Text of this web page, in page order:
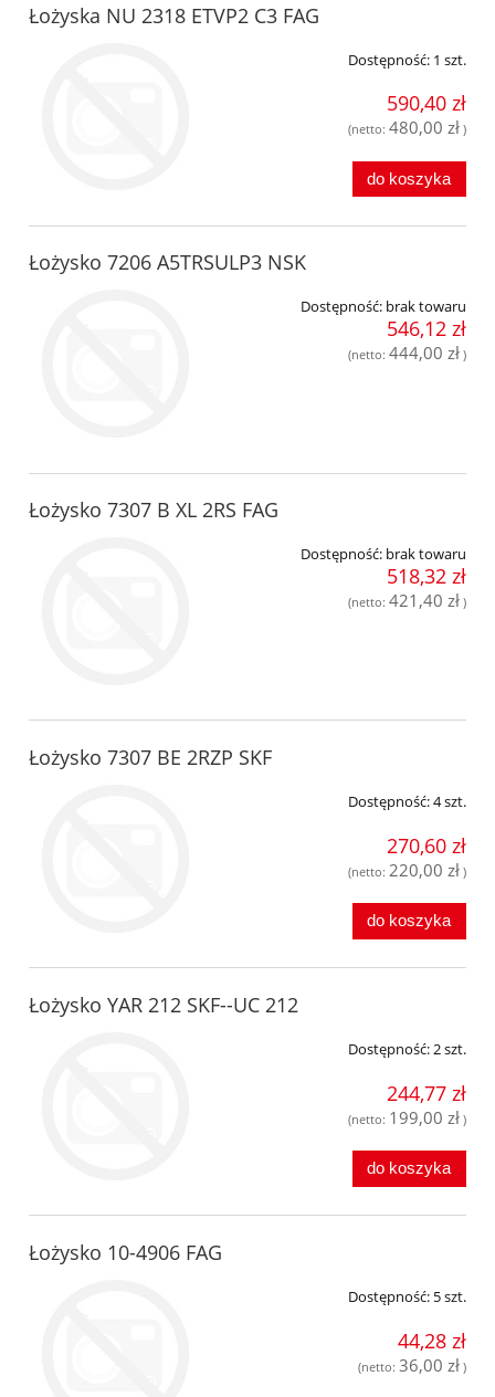
Łożyska NU 2318 ETVP2 C3 FAG
Dostępność: 1 szt.
590,40 zł
(netto: 480,00 zł )
do koszyka
Łożysko 7206 A5TRSULP3 NSK
Dostępność: brak towaru
546,12 zł
(netto: 444,00 zł )
Łożysko 7307 B XL 2RS FAG
Dostępność: brak towaru
518,32 zł
(netto: 421,40 zł )
Łożysko 7307 BE 2RZP SKF
Dostępność:4 szt.
270,60 zł
(netto: 220,00 zł )
do koszyka
Łożysko YAR 212 SKF--UC 212
Dostępność:2 szt.
244,77 zł
(netto: 199,00 zł )
do koszyka
Łożysko 10-4906 FAG
Dostępność: 5 szt.
44,28 zł
(netto: 36,00 zł )